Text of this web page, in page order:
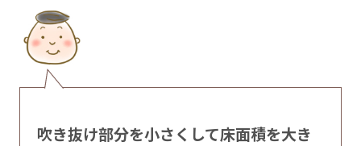
吹き抜け部分を小さくして床面積を大き